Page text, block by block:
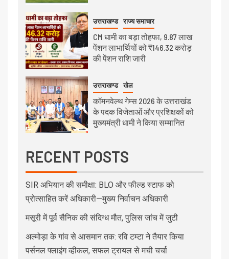
उत्तराखण्ड राज्य समाचार
CM धामी का बड़ा तोहफा, 9.87 लाख
पेंशन लाभार्थियों को ₹146.32 करोड़
की पेंशन राशि जारी
उत्तराखण्ड खेल
कॉमनवेल्थ गेम्स 2026 के उत्तराखंड
के पदक विजेताओं और प्रशिक्षकों को
मुख्यमंत्री धामी ने किया सम्मानित
RECENT POSTS
SIR अभियान की समीक्षा: BLO और फील्ड स्टाफ को
प्रोत्साहित करें अधिकारी—मुख्य निर्वाचन अधिकारी
मसूरी में पूर्व सैनिक की संदिग्ध मौत, पुलिस जांच में जुटी
अल्मोड़ा के गांव से आसमान तक: रवि टम्टा ने तैयार किया
पर्सनल फ्लाइंग व्हीकल, सफल ट्रायल से मची चर्चा